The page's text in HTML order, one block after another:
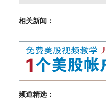
相关新闻：
频道精选：